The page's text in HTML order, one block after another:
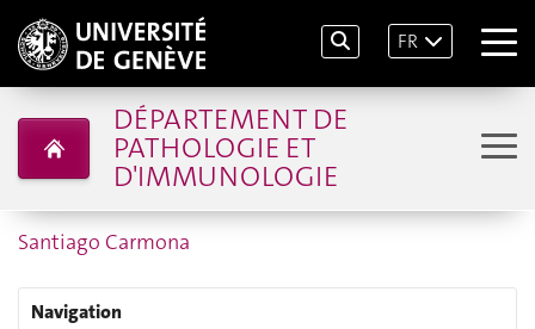
FR
DÉPARTEMENT DE
PATHOLOGIE ET
D'IMMUNOLOGIE
Santiago Carmona
Navigation